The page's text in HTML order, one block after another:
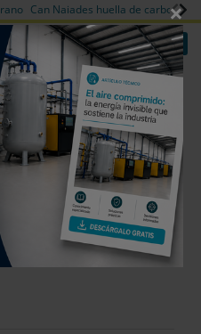
Can Naiades huella de carbono
Login empresas Registro
Geberit
en los iF
×